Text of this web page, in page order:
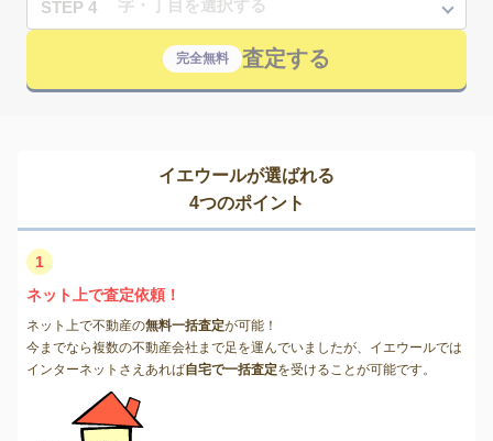
STEP 4
完全無料 査定する
イエウールが選ばれる
4つのポイント
1
ネット上で査定依頼！
ネット上で不動産の無料一括査定が可能！
今までなら複数の不動産会社まで足を運んでいましたが、イエウールでは
インターネットさえあれば自宅で一括査定を受けることが可能です。